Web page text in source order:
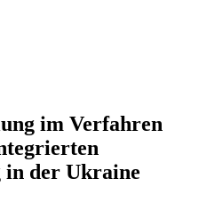
im Verfahren
in der Ukraine